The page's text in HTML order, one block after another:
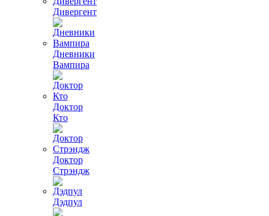
Дивергент
Дневники
Вампира
Доктор
Кто
Доктор
Стрэндж
Дэдпул